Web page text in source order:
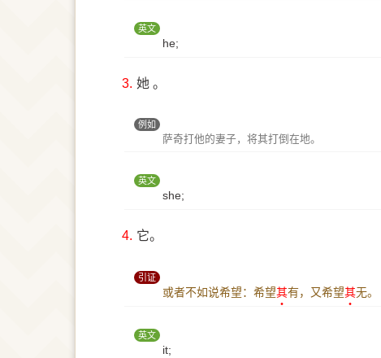
英文
he;
3. 她 。
例如
萨奇打他的妻子，将其打倒在地。
英文
she;
4. 它。
引证
或者不如说希望：希望其有，又希望其无。
英文
it;